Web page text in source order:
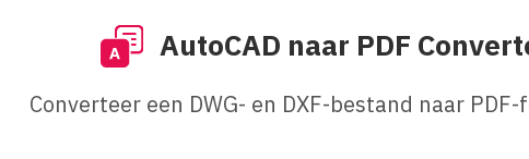
AutoCAD naar PDF
Converteer een DWG- en DXF-bestand naar